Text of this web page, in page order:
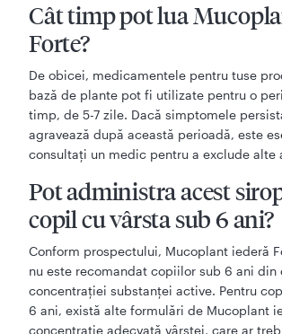
Cât timp pot lua
Forte?
De obicei, medicamentele pentru tuse
bază de plante pot fi utilizate pentru o
timp, de 5-7 zile. Dacă simptomele
agravează după această perioadă, este
consultați un medic pentru a exclude alte
Pot administra acest
copil cu vârsta sub 6 ani?
Conform prospectului, Mucoplant iederă
nu este recomandat copiilor sub 6 ani din
concentrației substanței active. Pentru
6 ani, există alte formulări de Mucoplant
concentrație adecvată vârstei, care ar